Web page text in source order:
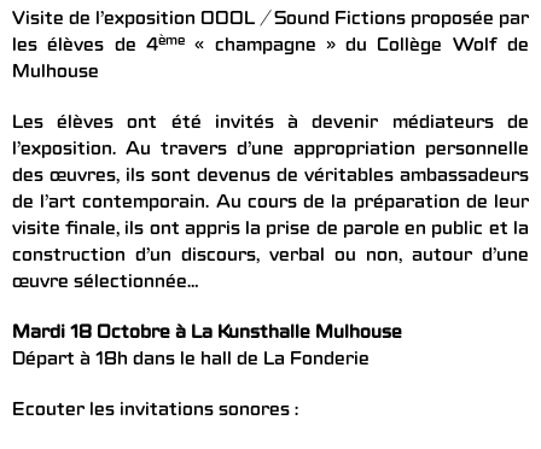
Visite de l’exposition OOOL / Sound Fictions proposée par
les élèves de 4ème« champagne » du Collège Wolf de
Mulhouse
Les élèves ont été invités à devenir médiateurs de
l’exposition. Au travers d’une appropriation personnelle
des œuvres, ils sont devenus de véritables ambassadeurs
de l’art contemporain. Au cours de la préparation de leur
visite finale, ils ont appris la prise de parole en public et la
construction d’un discours, verbal ou non, autour d’une
œuvre sélectionnée…
Mardi 18 Octobre à La Kunsthalle Mulhouse
Départ à 18h dans le hall de La Fonderie
Ecouter les invitations sonores :